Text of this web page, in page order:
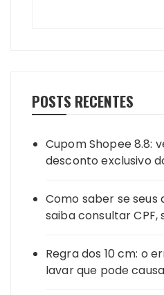
POSTS RECENTES
Cupom Shopee 8.8:
desconto exclusivo
Como saber se seus
saiba consultar CPF,
Regra dos 10 cm: o
lavar que pode